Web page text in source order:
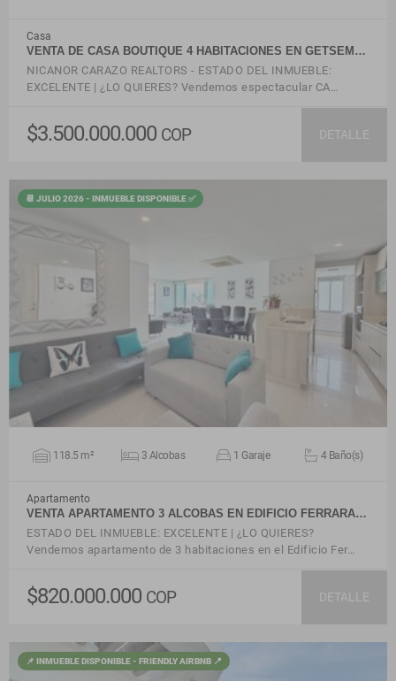
Casa
VENTA DE CASA BOUTIQUE 4 HABITACIONES EN GETSEM…
NICANOR CARAZO REALTORS - ESTADO DEL INMUEBLE:
EXCELENTE | ¿LO QUIERES? Vendemos espectacular CA…
$3.500.000.000 COP DETALLE
📆 JULIO 2026 - INMUEBLE DISPONIBLE ✅
VER DETALLES
118.5 m² 3 Alcobas 1 Garaje 4 Baño(s)
Apartamento
VENTA APARTAMENTO 3 ALCOBAS EN EDIFICIO FERRARA…
ESTADO DEL INMUEBLE: EXCELENTE | ¿LO QUIERES?
Vendemos apartamento de 3 habitaciones en el Edificio Fer…
$820.000.000 COP DETALLE
📌 INMUEBLE DISPONIBLE - FRIENDLY AIRBNB 📍